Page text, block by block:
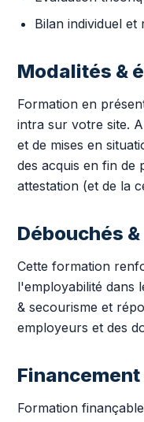
Bilan individuel et
Modalités &
Formation en
intra sur votre site.
et de mises en
des acquis en fin de
attestation (et de la
Débouchés
Cette formation
l'employabilité dans
& secourisme et
employeurs et des
Financement
Formation